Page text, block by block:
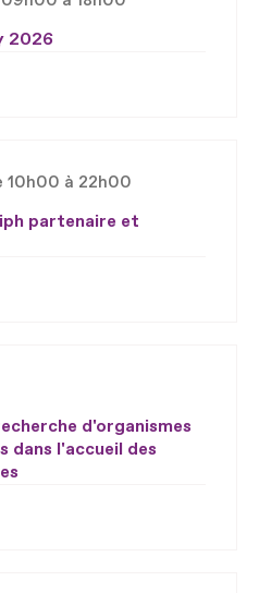
2026
10h00 à 22h00
partenaire et
d'organismes
dans l'accueil des